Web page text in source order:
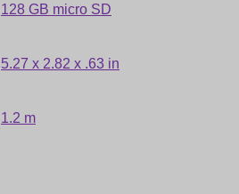
128 GB micro SD
5.27 x 2.82 x .63 in
1.2 m